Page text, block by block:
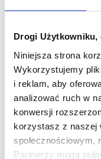
Drogi Użytkowniku,
Niniejsza strona
Wykorzystujemy
i reklam, aby
analizować ruch w
konwersji
korzystasz z naszej
społecznościowym,
Partnerzy mogą
Zastosowanie
uniknięcie
trudne, o ile
barwami.
powinno ułatwić
zarazem wnieść do